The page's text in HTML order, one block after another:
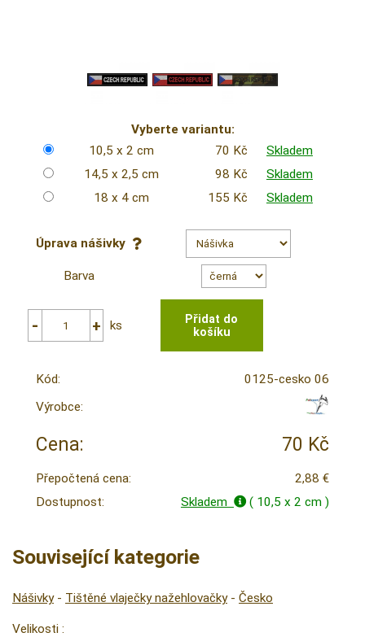
Vyberte variantu:
10,5 x 2 cm
70 Kč
Skladem
14,5 x 2,5 cm
98 Kč
Skladem
18 x 4 cm
155 Kč Skladem
Úprava nášivky
Barva
ks
Kód:
0125-cesko 06
Výrobce:
Cena: 70 Kč
Přepočtená cena:
2,88 €
Dostupnost:
Skladem ( 10,5 x 2 cm )
Související kategorie
Nášivky- Tištěné vlaječky nažehlovačky- Česko
Velikosti :